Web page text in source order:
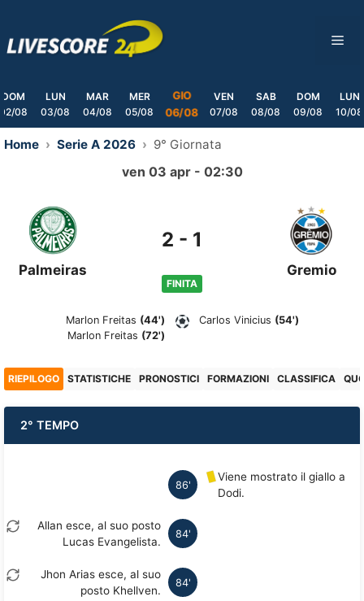
content
DOM
02/08
LUN
03/08
MAR
04/08
MER
05/08
GIO
06/08
VEN
07/08
SAB
08/08
DOM
09/08
LUN
10/08
Home Serie A 2026 9° Giornata
ven 03 apr - 02:30
Palmeiras
2 - 1
FINITA
Gremio
Marlon Freitas (44')
Marlon Freitas (72')
Carlos Vinicius (54')
RIEPILOGO STATISTICHE PRONOSTICI FORMAZIONI CLASSIFICA
2° TEMPO
86'
Viene mostrato il giallo a
Dodi.
84'
Allan esce, al suo posto
Lucas Evangelista.
84'
Jhon Arias esce, al suo
posto Khellven.